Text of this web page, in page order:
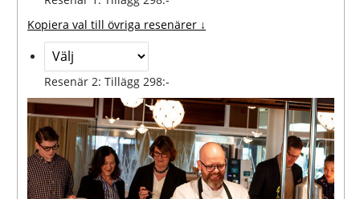
Kopiera val till övriga resenärer ↓
Resenär 2: Tillägg 298:-